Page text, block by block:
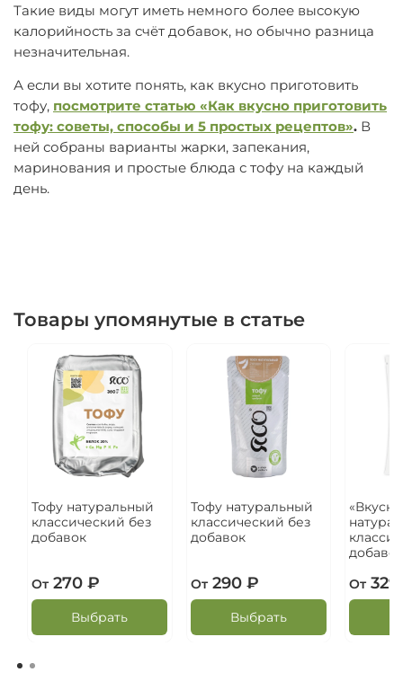
Такие виды могут иметь немного более высокую
калорийность за счёт добавок, но обычно разница
незначительная.
А если вы хотите понять, как вкусно приготовить
тофу, посмотрите статью «Как вкусно приготовить
тофу: советы, способы и 5 простых рецептов». В
ней собраны варианты жарки, запекания,
маринования и простые блюда с тофу на каждый
день.
Товары упомянутые в статье
Тофу натуральный
классический без
добавок
От 270 ₽
Выбрать
Тофу натуральный
классический без
добавок
От290 ₽
Выбрать
От